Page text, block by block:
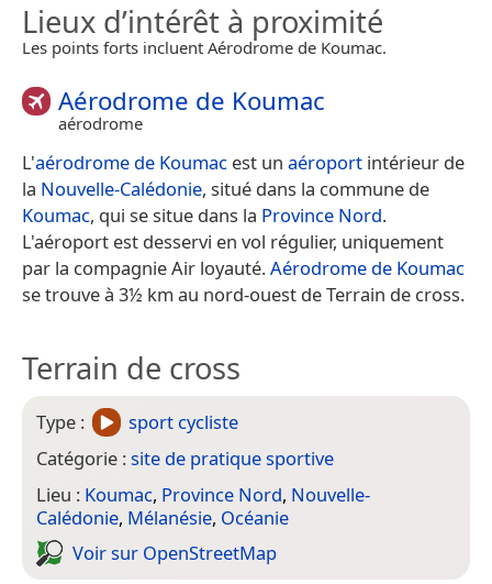
Lieux d’intérêt à proximité
Les points forts incluent Aérodrome de Koumac.
Aérodrome de Koumac
aérodrome
L'aérodrome de Koumac est un aéroport intérieur de
la Nouvelle-Calédonie, situé dans la commune de
Koumac, qui se situe dans la Province Nord.
L'aéroport est desservi en vol régulier, uniquement
par la compagnie Air loyauté.Aérodrome de Koumac
se trouve à 3½ km au nord-ouest de Terrain de cross.
Terrain de cross
Type :
sport cycliste
Catégorie :site de pratique sportive
Lieu : Koumac, Province Nord, Nouvelle-
Calédonie, Mélanésie, Océanie
Voir sur Open­Street­Map